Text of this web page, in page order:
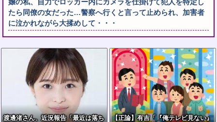
たら同僚の女だった…警察へ行くと言って止められ、加害者
に泣かれながら大揉めして・・・
渡邊渚さん、近況報告「最近は落ち
【正論】有吉「『俺テレビ見ない』